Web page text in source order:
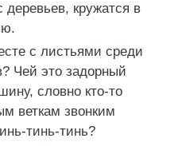
кружатся в
с листьями среди
Чей это задорный
словно кто-то
веткам звонким
тинь-тинь?